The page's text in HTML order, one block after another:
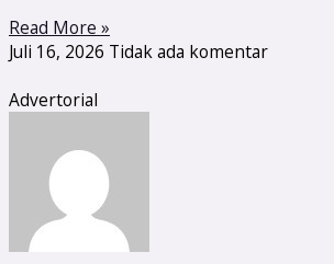
Read More »
Juli 16, 2026 Tidak ada komentar
Advertorial